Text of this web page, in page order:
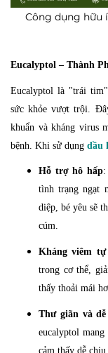
Công dụng hữu
Eucalyptol – Thành
Eucalyptol là "trái
sức khỏe vượt trội.
khuẩn và kháng virus
bệnh. Khi sử dụng dầu
Hỗ trợ hô hấp:
tình trạng ngạt
diệp, bé yêu sẽ
cúm.
Kháng viêm tự
trong cơ thể,
thấy thoải mái
Thư giãn và
eucalyptol
cảm thấy dễ